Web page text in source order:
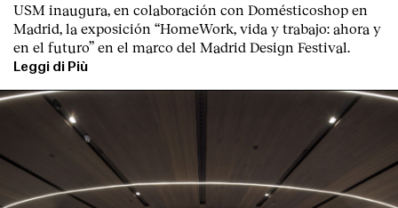
USM inaugura, en colaboración con Domésticoshop en
Madrid, la exposición “HomeWork, vida y trabajo: ahora y
en el futuro” en el marco del Madrid Design Festival.
Leggi di Più